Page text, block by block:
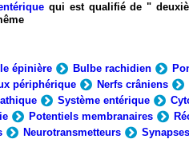
qui est qualifié de "
épinière Bulbe rachidien
périphérique Nerfs crâniens
Système entérique
Potentiels membranaires
Neurotransmetteurs Synapses